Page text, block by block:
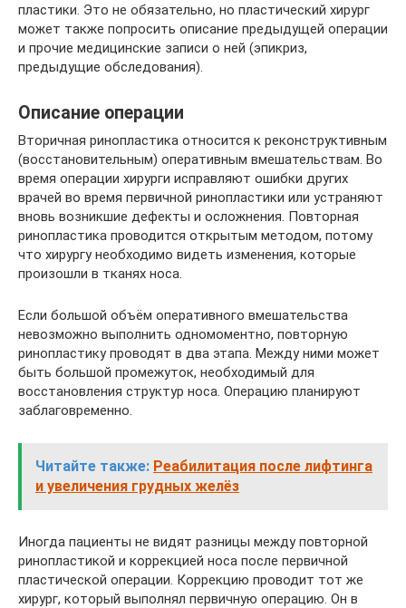
пластики. Это не обязательно, но пластический хирург
может также попросить описание предыдущей операции
и прочие медицинские записи о ней (эпикриз,
предыдущие обследования).
Описание операции
Вторичная ринопластика относится к реконструктивным
(восстановительным) оперативным вмешательствам. Во
время операции хирурги исправляют ошибки других
врачей во время первичной ринопластики или устраняют
вновь возникшие дефекты и осложнения. Повторная
ринопластика проводится открытым методом, потому
что хирургу необходимо видеть изменения, которые
произошли в тканях носа.
Если большой объём оперативного вмешательства
невозможно выполнить одномоментно, повторную
ринопластику проводят в два этапа. Между ними может
быть большой промежуток, необходимый для
восстановления структур носа. Операцию планируют
заблаговременно.
Читайте также: Реабилитация после лифтинга
и увеличения грудных желёз
Иногда пациенты не видят разницы между повторной
ринопластикой и коррекцией носа после первичной
пластической операции. Коррекцию проводит тот же
хирург, который выполнял первичную операцию. Он в